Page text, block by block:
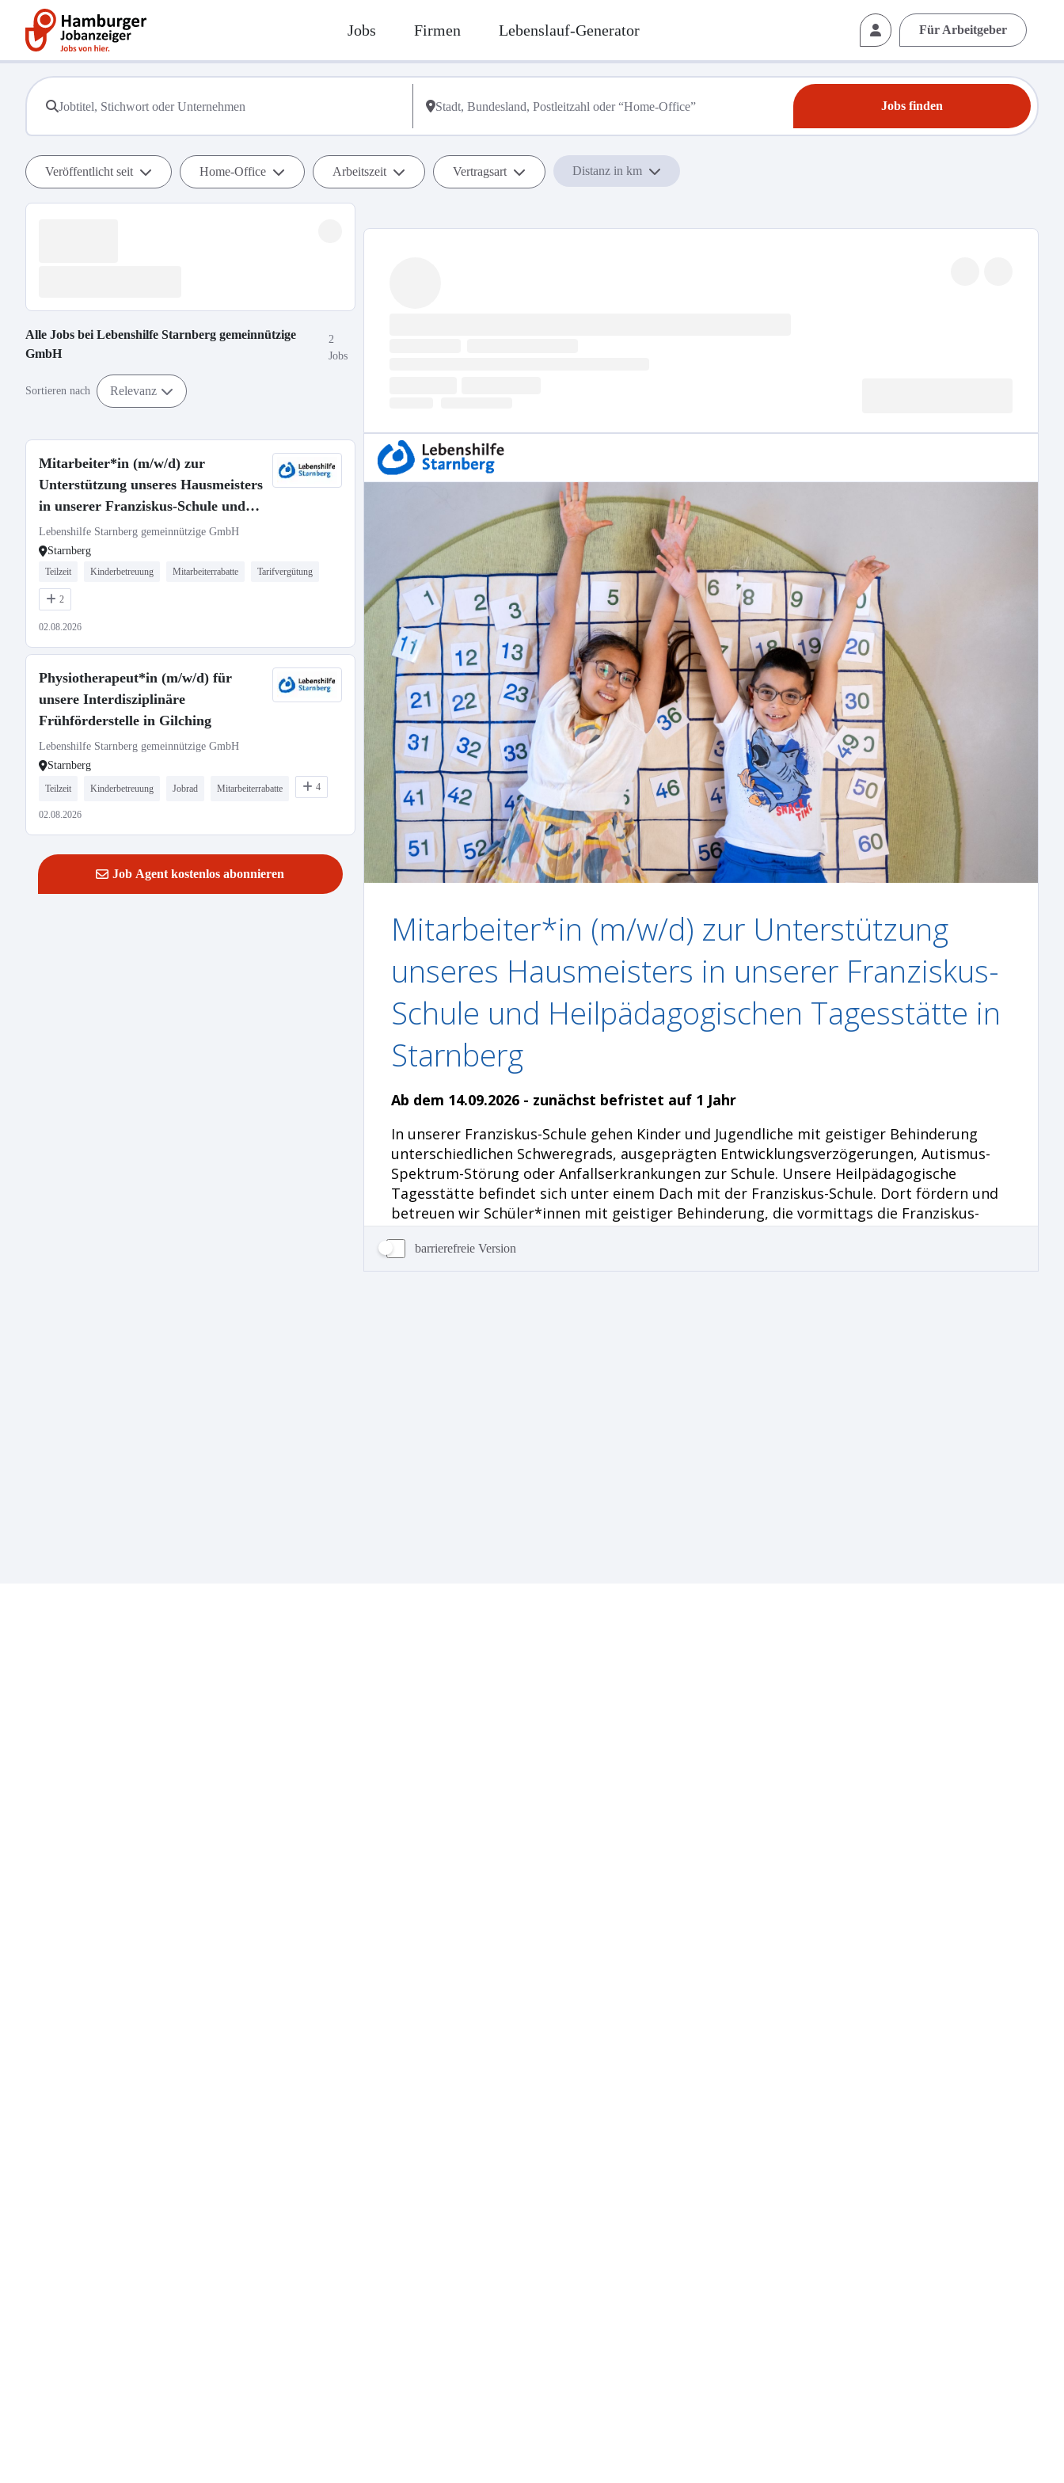
Jobs Firmen Lebenslauf-Generator Für Arbeitgeber
Jobs finden
Veröffentlicht seit Home-Office Arbeitszeit Vertragsart Distanz in km
Alle Jobs bei Lebenshilfe Starnberg gemeinnützige
GmbH
2
Jobs
Sortieren nach Relevanz
Mitarbeiter*in (m/w/d) zur
Unterstützung unseres Hausmeisters
in unserer Franziskus-Schule und
Heilpädagogischen Tagesstätte in
Starnberg
Lebenshilfe Starnberg gemeinnützige GmbH
Starnberg
Teilzeit Kinderbetreuung Mitarbeiterrabatte Tarifvergütung
2
02.08.2026
Physiotherapeut*in (m/w/d) für
unsere Interdisziplinäre
Frühförderstelle in Gilching
Lebenshilfe Starnberg gemeinnützige GmbH
Starnberg
Teilzeit Kinderbetreuung Jobrad Mitarbeiterrabatte 4
02.08.2026
Job Agent kostenlos abonnieren
barrierefreie Version